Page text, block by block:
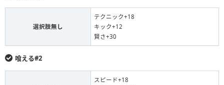
選択肢無し
テクニック+18
キック+12
賢さ+30
喰える#2
スピード+18